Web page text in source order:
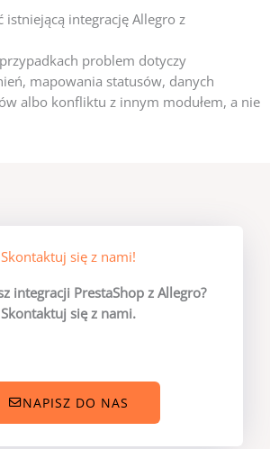
istniejącą integrację Allegro z
problem dotyczy
mapowania statusów, danych
albo konfliktu z innym modułem, a nie
Skontaktuj się z nami!
integracji PrestaShop z Allegro?
Skontaktuj się z nami.
NAPISZ DO NAS